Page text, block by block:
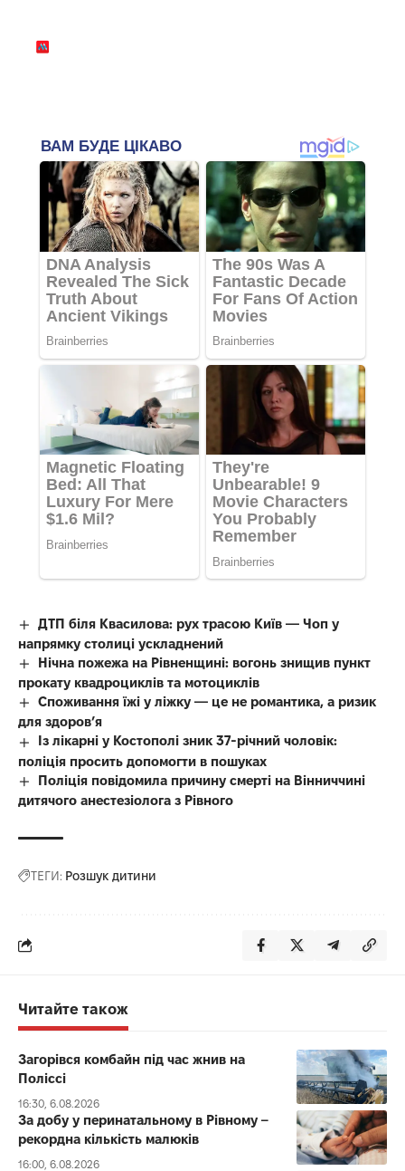
ДТП біля Квасилова: рух трасою Київ — Чоп у
напрямку столиці ускладнений
Нічна пожежа на Рівненщині: вогонь знищив пункт
прокату квадроциклів та мотоциклів
Споживання їжі у ліжку — це не романтика, а ризик
для здоров’я
Із лікарні у Костополі зник 37-річний чоловік:
поліція просить допомогти в пошуках
Поліція повідомила причину смерті на Вінниччині
дитячого анестезіолога з Рівного
ТЕГИ: Розшук дитини
Читайте також
Загорівся комбайн під час жнив на
Поліссі
16:30, 6.08.2026
За добу у перинатальному в Рівному –
рекордна кількість малюків
16:00, 6.08.2026